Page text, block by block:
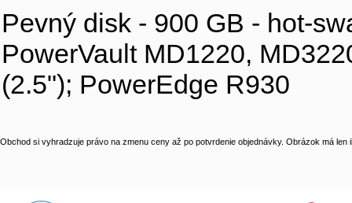
Pevný disk - 900 GB - hot-
PowerVault MD1220,
(2.5"); PowerEdge R930
Obchod si vyhradzuje právo na zmenu ceny až po potvrdenie objednávky. Obrázok má len